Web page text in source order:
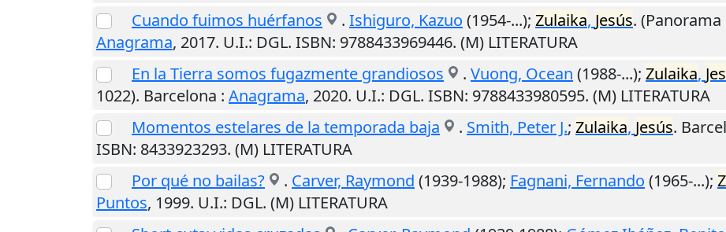
Cuando fuimos huérfanos
. Ishiguro, Kazuo (1954-...); Zulaika, Jesús.
Anagrama, 2017. U.I.: DGL. ISBN: 9788433969446. (M) LITERATURA
En la Tierra somos fugazmente grandiosos
. Vuong, Ocean (1988-...); Zulaika,
1022). Barcelona : Anagrama, 2020. U.I.: DGL. ISBN: 9788433980595. (M) LITERATURA
Momentos estelares de la temporada baja
. Smith, Peter J.; Zulaika, Jesús.
ISBN: 8433923293. (M) LITERATURA
Por qué no bailas?
. Carver, Raymond (1939-1988); Fagnani, Fernando (1965-...);
Puntos, 1999. U.I.: DGL. (M) LITERATURA